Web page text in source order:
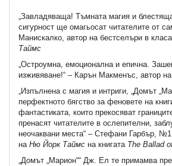
„Завладяваща! Тъмната магия и
сигурност ще омагьосат читателите от
Манискалко, автор на бестселъри в
Таймс
„Остроумна, емоционална и епична.
изживяване!“ – Карън Макменъс, автор на
„Изпълнена с магия и интриги, „Домът
перфектното бягство за феновете на
фантастиката, които прекосяват
пренасят читателите в ослепителни,
неочаквани места“ – Стефани Гарбър,
на Ню Йорк Таймс на книгата The Ballad
„Домът „Марион““ Дж. Ел те примамва